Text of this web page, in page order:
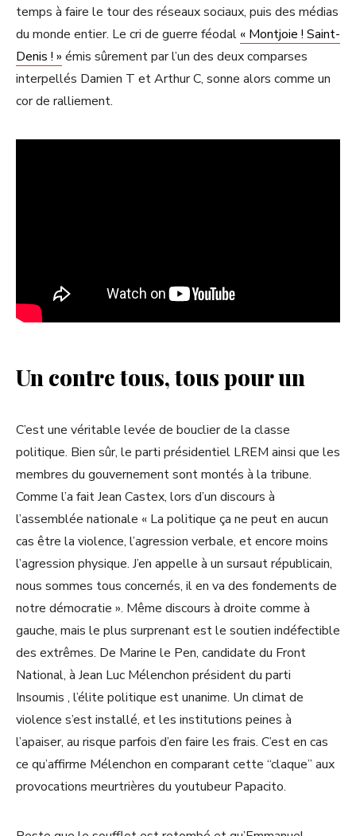
temps à faire le tour des réseaux sociaux, puis des médias
du monde entier. Le cri de guerre féodal « Montjoie ! Saint-
Denis ! » émis sûrement par l’un des deux comparses
interpellés Damien T et Arthur C, sonne alors comme un
cor de ralliement.
Un contre tous, tous pour un
C’est une véritable levée de bouclier de la classe
politique. Bien sûr, le parti présidentiel LREM ainsi que les
membres du gouvernement sont montés à la tribune.
Comme l’a fait Jean Castex, lors d’un discours à
l’assemblée nationale « La politique ça ne peut en aucun
cas être la violence, l’agression verbale, et encore moins
l’agression physique. J’en appelle à un sursaut républicain,
nous sommes tous concernés, il en va des fondements de
notre démocratie ». Même discours à droite comme à
gauche, mais le plus surprenant est le soutien indéfectible
des extrêmes. De Marine le Pen, candidate du Front
National, à Jean Luc Mélenchon président du parti
Insoumis , l’élite politique est unanime. Un climat de
violence s’est installé, et les institutions peines à
l’apaiser, au risque parfois d’en faire les frais. C’est en cas
ce qu’affirme Mélenchon en comparant cette “claque” aux
provocations meurtrières du youtubeur Papacito.